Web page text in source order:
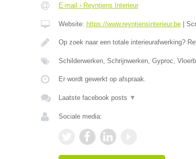
E-mail › Reyntjens Interieur
Website: https://www.reyntjensinterieur.be|
Op zoek naar een totale interieurafwerking?
Schilderwerken, Schrijnwerken, Gyproc,
Er wordt gewerkt op afspraak.
Laatste facebook posts ▼
Sociale media: